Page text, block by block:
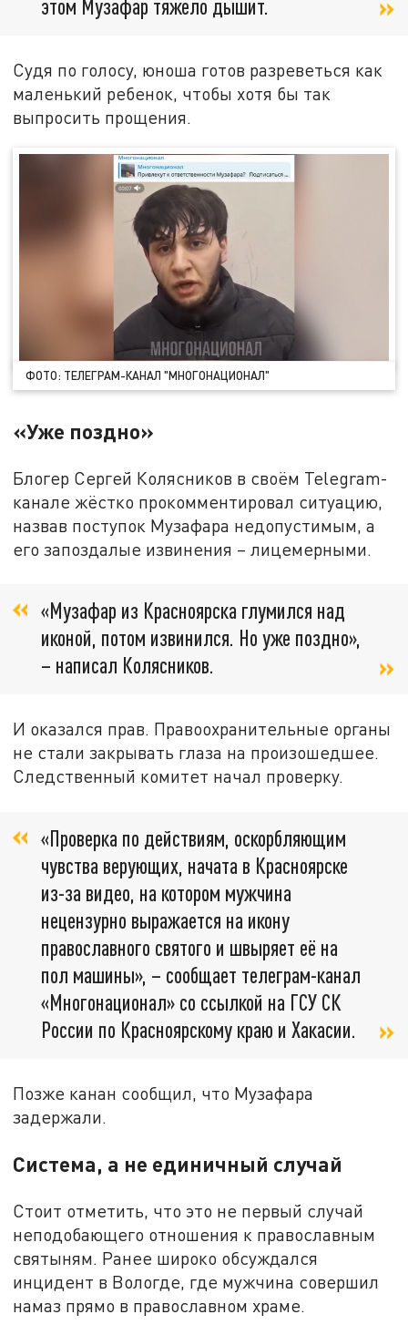
этом Музафар тяжело дышит.
Судя по голосу, юноша готов разреветься как
маленький ребенок, чтобы хотя бы так
выпросить прощения.
ФОТО: ТЕЛЕГРАМ-КАНАЛ "МНОГОНАЦИОНАЛ"
«Уже поздно»
Блогер Сергей Колясников в своём Telegram-
канале жёстко прокомментировал ситуацию,
назвав поступок Музафара недопустимым, а
его запоздалые извинения – лицемерными.
«Музафар из Красноярска глумился над
иконой, потом извинился. Но уже поздно»,
– написал Колясников.
И оказался прав. Правоохранительные органы
не стали закрывать глаза на произошедшее.
Следственный комитет начал проверку.
«Проверка по действиям, оскорбляющим
чувства верующих, начата в Красноярске
из-за видео, на котором мужчина
нецензурно выражается на икону
православного святого и швыряет её на
пол машины», – сообщает телеграм-канал
«Многонационал» со ссылкой на ГСУ СК
России по Красноярскому краю и Хакасии.
Позже канан сообщил, что Музафара
задержали.
Система, а не единичный случай
Стоит отметить, что это не первый случай
неподобающего отношения к православным
святыням. Ранее широко обсуждался
инцидент в Вологде, где мужчина совершил
намаз прямо в православном храме.